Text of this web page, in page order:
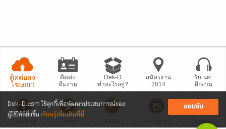
Dek-D.com ใช้คุกกี้เพื่อพัฒนาประสบการณ์ของ
ผู้ใช้ให้ดียิ่งขึ้น เรียนรู้เพิ่มเติมที่นี่
ยอมรับ
ติดต่อลง
โฆษณา
ติดต่อ
ทีมงาน
Dek-D
ทำอะไรอยู่?
สมัครงาน
2014
รับ นศ.
ฝึกงาน